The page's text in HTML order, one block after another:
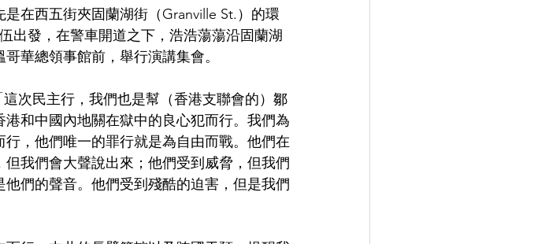
在西五街夾固蘭湖街（Granville St.）的環
出發，在警車開道之下，浩浩蕩蕩沿固蘭湖
華總領事館前，舉行演講集會。
次民主行，我們也是幫（香港支聯會的）鄒
和中國內地關在獄中的良心犯而行。我們為
，他們唯一的罪行就是為自由而戰。他們在
我們會大聲說出來；他們受到威脅，但我們
們的聲音。他們受到殘酷的迫害，但是我們